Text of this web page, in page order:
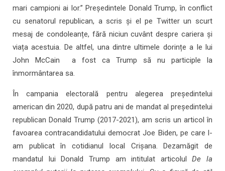
mari campioni ai lor.” Președintele Donald Trump, în conflict
cu senatorul republican, a scris și el pe Twitter un scurt
mesaj de condoleanțe, fără niciun cuvânt despre cariera și
viața acestuia. De altfel, una dintre ultimele dorințe a le lui
John McCain a fost ca Trump să nu participle la
înmormântarea sa.
În campania electorală pentru alegerea președintelui
american din 2020, după patru ani de mandat al președintelui
republican Donald Trump (2017-2021), am scris un articol în
favoarea contracandidatului democrat Joe Biden, pe care l-
am publicat în cotidianul local Crișana. Dezamăgit de
mandatul lui Donald Trump am intitulat articolulDe la